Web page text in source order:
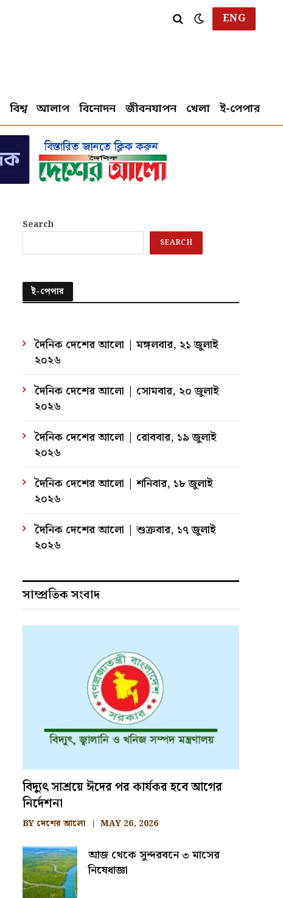
ENG
বিশ্ব আলাপ বিনোদন জীবনযাপন খেলা ই-পেপার
Search
SEARCH
ই-পেপার
দৈনিক দেশের আলো | মঙ্গলবার, ২১ জুলাই
২০২৬
দৈনিক দেশের আলো | সোমবার, ২০ জুলাই
২০২৬
দৈনিক দেশের আলো | রোববার, ১৯ জুলাই
২০২৬
দৈনিক দেশের আলো | শনিবার, ১৮ জুলাই
২০২৬
দৈনিক দেশের আলো | শুক্রবার, ১৭ জুলাই
২০২৬
সাম্প্রতিক সংবাদ
বিদ্যুৎ সাশ্রয়ে ঈদের পর কার্যকর হবে আগের
নির্দেশনা
BY দেশের আলো MAY 26, 2026
আজ থেকে সুন্দরবনে ৩ মাসের
নিষেধাজ্ঞা